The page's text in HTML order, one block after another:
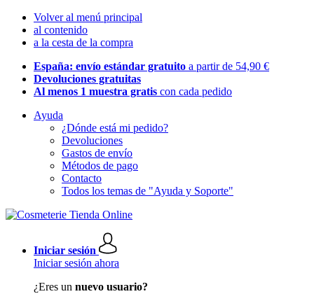
Volver al menú principal
al contenido
a la cesta de la compra
España: envío estándar gratuito a partir de 54,90 €
Devoluciones gratuitas
Al menos 1 muestra gratis con cada pedido
Ayuda
¿Dónde está mi pedido?
Devoluciones
Gastos de envío
Métodos de pago
Contacto
Todos los temas de "Ayuda y Soporte"
Iniciar sesión
Iniciar sesión ahora
¿Eres un nuevo usuario?